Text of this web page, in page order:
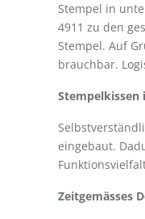
Stempel in
4911 zu den
Stempel. Auf
brauchbar.
Stempelkissen
eingebaut.
Zeitgemässes